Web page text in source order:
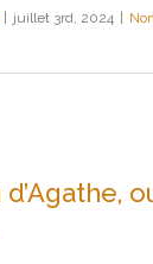
juillet 3rd, 2024
s’orienter.